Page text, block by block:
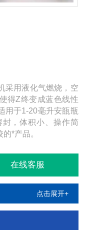
采用液化气燃烧，空
得Z终变成蓝色线性
用于1-20毫升安瓿瓶
，体积小、操作简
*产品。
在线客服
点击展开+